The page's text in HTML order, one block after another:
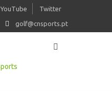
YouTube Twitter
golf@cnsports.pt